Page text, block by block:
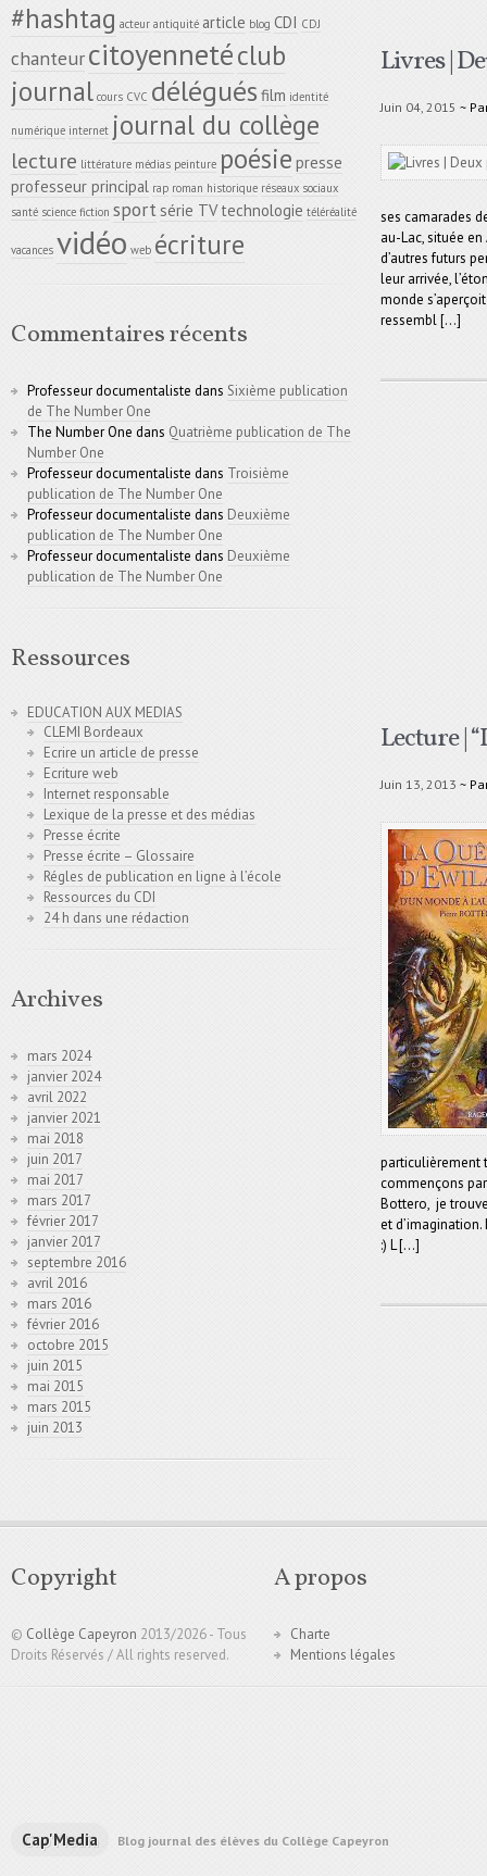
Livres |
Juin 04, 2015 ~
ses camarades
au-Lac, située
d’autres futurs
leur arrivée,
monde
ressembl [...]
Lecture |
Juin 13, 2013 ~
particulièrement
commençons
Bottero, je
et
:) L [...]
#hashtag acteur antiquité article blog CDI CDJ
chanteurcitoyennetéclub
journal cours CVC délégués film identité
numérique internet journal du collège
lecture littérature médias peinture poésie presse
professeur principal rap roman historique réseaux sociaux
santé science fiction sportsérie TV technologie téléréalité
vacances vidéo web écriture
Commentaires récents
Professeur documentaliste dans Sixième publication
de The Number One
The Number One dans Quatrième publication de The
Number One
Professeur documentaliste dans Troisième
publication de The Number One
Professeur documentaliste dans Deuxième
publication de The Number One
Professeur documentaliste dans Deuxième
publication de The Number One
Ressources
EDUCATION AUX MEDIAS
CLEMI Bordeaux
Ecrire un article de presse
Ecriture web
Internet responsable
Lexique de la presse et des médias
Presse écrite
Presse écrite – Glossaire
Régles de publication en ligne à l’école
Ressources du CDI
24 h dans une rédaction
Archives
mars 2024
janvier 2024
avril 2022
janvier 2021
mai 2018
juin 2017
mai 2017
mars 2017
février 2017
janvier 2017
septembre 2016
avril 2016
mars 2016
février 2016
octobre 2015
juin 2015
mai 2015
mars 2015
juin 2013
Copyright
© Collège Capeyron 2013/2026 - Tous
Droits Réservés / All rights reserved.
A propos
Charte
Mentions légales
Cap'Media Blog journal des élèves du Collège Capeyron